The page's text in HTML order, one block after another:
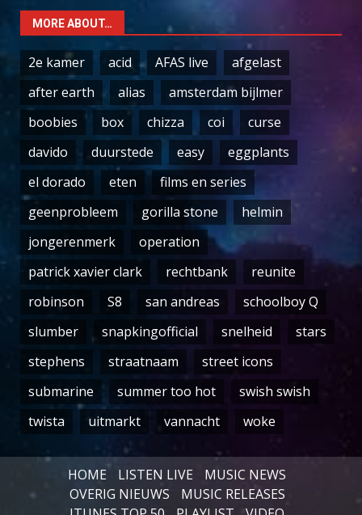
MORE ABOUT…
2e kamer acid AFAS live
afgelast
after earth
alias
amsterdam bijlmer
boobies
box chizza coi
curse
davido
duurstede easy
eggplants
el dorado
eten
films en series
geenprobleem
gorilla stone
helmin
jongerenmerk
operation
patrick xavier clark
rechtbank
reunite
robinson
S8 san andreas
schoolboy Q
slumber
snapkingofficial snelheid
stars
stephens
straatnaam
street icons
submarine
summer too hot
swish swish
twista
uitmarkt vannacht woke
HOME LISTEN LIVE
MUSIC NEWS
OVERIG NIEUWS
MUSIC RELEASES